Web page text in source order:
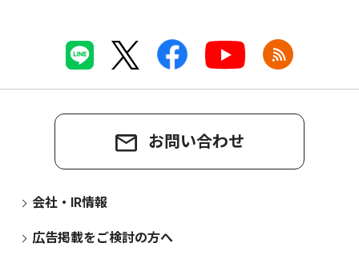
お問い合わせ
会社・IR情報
広告掲載をご検討の方へ